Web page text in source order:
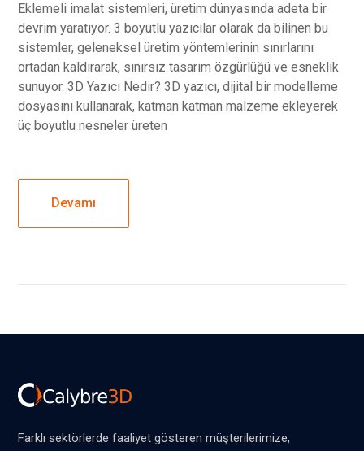
Eklemeli imalat sistemleri, üretim dünyasında adeta bir
devrim yaratıyor. 3 boyutlu yazıcılar olarak da bilinen bu
sistemler, geleneksel üretim yöntemlerinin sınırlarını
ortadan kaldırarak, sınırsız tasarım özgürlüğü ve esneklik
sunuyor. 3D Yazıcı Nedir? 3D yazıcı, dijital bir modelleme
dosyasını kullanarak, katman katman malzeme ekleyerek
üç boyutlu nesneler üreten
Devamı
Farklı sektörlerde faaliyet gösteren müşterilerimize,